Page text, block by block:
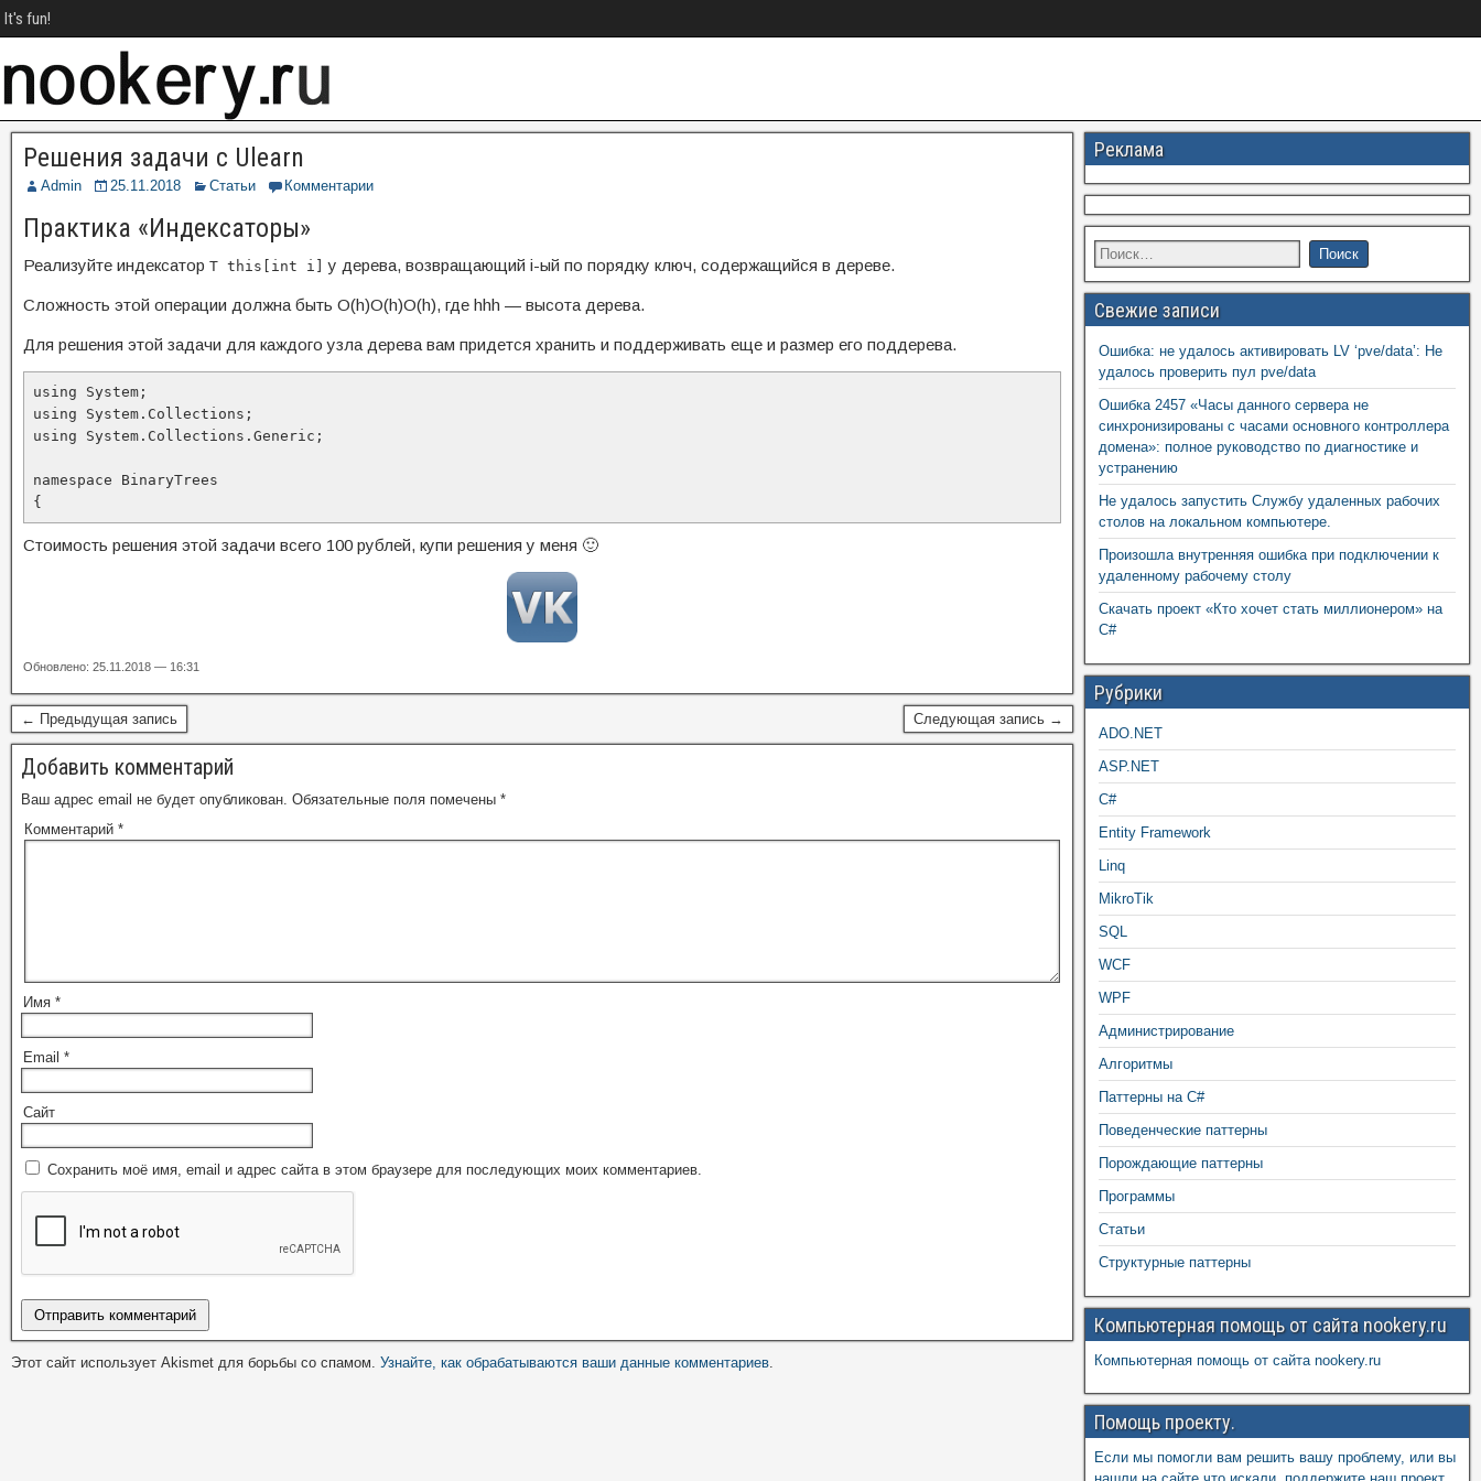
It's fun!
Решения задачи с Ulearn
Admin 25.11.2018 Статьи Комментарии
Практика «Индексаторы»
Реализуйте индексатор T this[int i] у дерева, возвращающий i-ый по порядку ключ, содержащийся в дереве.
Сложность этой операции должна быть O(h)O(h)O(h), где hhh — высота дерева.
Для решения этой задачи для каждого узла дерева вам придется хранить и поддерживать еще и размер его поддерева.
using System;
using System.Collections;
using System.Collections.Generic;
namespace BinaryTrees
{
Стоимость решения этой задачи всего 100 рублей, купи решения у меня 🙂
Обновлено: 25.11.2018 — 16:31
← Предыдущая запись Следующая запись →
Добавить комментарий
Ваш адрес email не будет опубликован. Обязательные поля помечены *
Комментарий *
Имя *
Email *
Сайт
Сохранить моё имя, email и адрес сайта в этом браузере для последующих моих комментариев.
Этот сайт использует Akismet для борьбы со спамом. Узнайте, как обрабатываются ваши данные комментариев.
Реклама
Свежие записи
Ошибка: не удалось активировать LV ‘pve/data’: Не
удалось проверить пул pve/data
Ошибка 2457 «Часы данного сервера не
синхронизированы с часами основного контроллера
домена»: полное руководство по диагностике и
устранению
Не удалось запустить Службу удаленных рабочих
столов на локальном компьютере.
Произошла внутренняя ошибка при подключении к
удаленному рабочему столу
Скачать проект «Кто хочет стать миллионером» на
C#
Рубрики
ADO.NET
ASP.NET
C#
Entity Framework
Linq
MikroTik
SQL
WCF
WPF
Администрирование
Алгоритмы
Паттерны на C#
Поведенческие паттерны
Порождающие паттерны
Программы
Статьи
Структурные паттерны
Компьютерная помощь от сайта nookery.ru
Компьютерная помощь от сайта nookery.ru
Помощь проекту.
Если мы помогли вам решить вашу проблему, или вы